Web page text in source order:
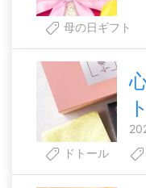
母の日ギフト
ト
ドトール